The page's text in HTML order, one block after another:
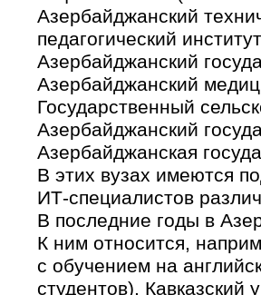
Азербайджанский
педагогический
Азербайджанский
Азербайджанский
Государственный
Азербайджанский
Азербайджанская
В этих вузах имеются
ИТ-специалистов
В последние годы в
К ним относится,
с обучением на
студентов), Кавказский